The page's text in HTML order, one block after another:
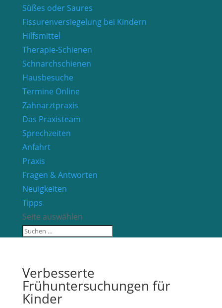
Süßes oder Saures
Fissurenversiegelung bei Kindern
Hilfsmittel
Therapie-Schienen
Schnarchschienen
Hausbesuche
Termine Online
Zahnarztpraxis
Das Praxisteam
Sprechzeiten
Anfahrt
Praxis
Fragen & Antworten
Neuigkeiten
Tipps
Seite auswählen
Verbesserte
Frühuntersuchungen für
Kinder